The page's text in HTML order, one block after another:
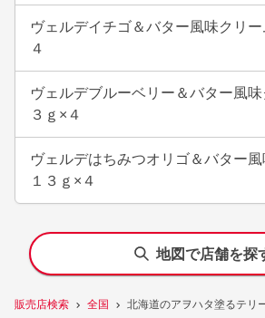
販売店検索 全国 北海道のアヲハタ塗るテ
ヴェルデイチゴ＆バター風味クリ
４
ヴェルデブルーベリー＆バター風味
３ｇ×４
ヴェルデはちみつオリゴ＆バター
１３ｇ×４
地図で店舗を探